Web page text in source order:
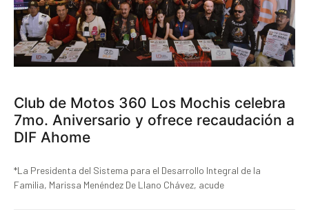
Club de Motos 360 Los Mochis celebra
7mo. Aniversario y ofrece recaudación a
DIF Ahome
*La Presidenta del Sistema para el Desarrollo Integral de la
Familia, Marissa Menéndez De Llano Chávez, acude